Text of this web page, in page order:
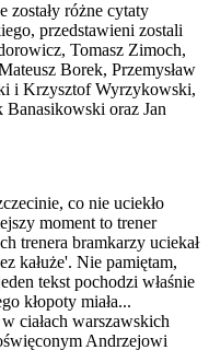
zostały różne cytaty
przedstawieni zostali
Tomasz Zimoch,
Borek, Przemysław
i Krzysztof Wyrzykowski,
Banasikowski oraz Jan
co nie uciekło
moment to trener
trenera bramkarzy uciekał
kałuże'. Nie pamiętam,
tekst pochodzi właśnie
kłopoty miała...
ciałach warszawskich
Andrzejowi